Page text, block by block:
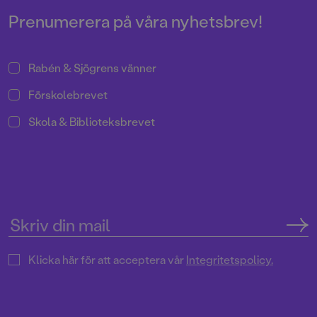
Prenumerera på våra nyhetsbrev!
Rabén & Sjögrens vänner
Förskolebrevet
Skola & Biblioteksbrevet
Klicka här för att acceptera vårIntegritetspolicy.